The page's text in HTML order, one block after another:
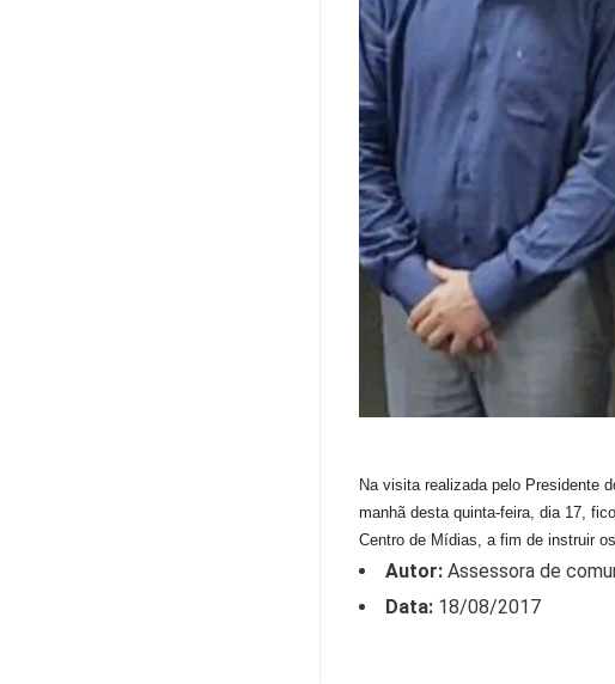
Na visita realizada pelo Presidente
manhã desta quinta-feira, dia 17,
Centro de Mídias, a fim de instruir
Autor: Assessora de
Data: 18/08/2017